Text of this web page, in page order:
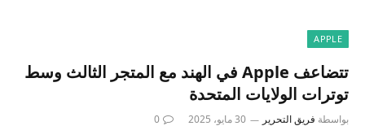
APPLE
تتضاعف Apple في الهند مع المتجر الثالث وسط
توترات الولايات المتحدة
بواسطة فريق التحرير 30 مايو، 2025 0